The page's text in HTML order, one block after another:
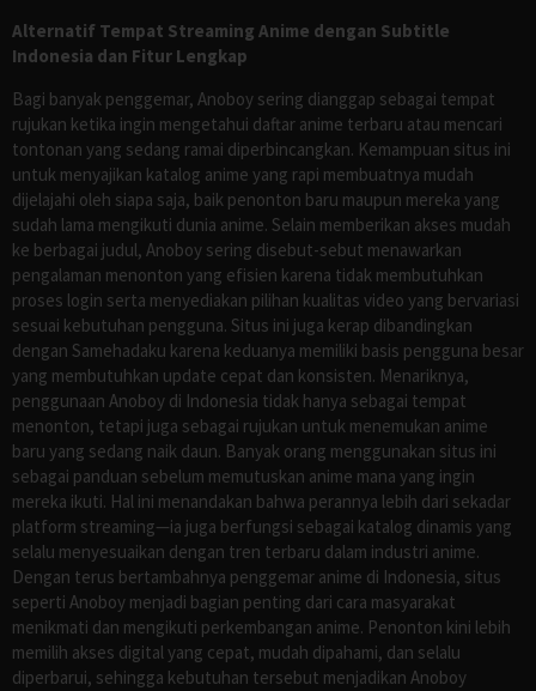
Alternatif Tempat Streaming Anime dengan Subtitle
Indonesia dan Fitur Lengkap
Bagi banyak penggemar, Anoboy sering dianggap sebagai tempat
rujukan ketika ingin mengetahui daftar anime terbaru atau mencari
tontonan yang sedang ramai diperbincangkan. Kemampuan situs ini
untuk menyajikan katalog anime yang rapi membuatnya mudah
dijelajahi oleh siapa saja, baik penonton baru maupun mereka yang
sudah lama mengikuti dunia anime. Selain memberikan akses mudah
ke berbagai judul, Anoboy sering disebut-sebut menawarkan
pengalaman menonton yang efisien karena tidak membutuhkan
proses login serta menyediakan pilihan kualitas video yang bervariasi
sesuai kebutuhan pengguna. Situs ini juga kerap dibandingkan
dengan Samehadaku karena keduanya memiliki basis pengguna besar
yang membutuhkan update cepat dan konsisten. Menariknya,
penggunaan Anoboy di Indonesia tidak hanya sebagai tempat
menonton, tetapi juga sebagai rujukan untuk menemukan anime
baru yang sedang naik daun. Banyak orang menggunakan situs ini
sebagai panduan sebelum memutuskan anime mana yang ingin
mereka ikuti. Hal ini menandakan bahwa perannya lebih dari sekadar
platform streaming—ia juga berfungsi sebagai katalog dinamis yang
selalu menyesuaikan dengan tren terbaru dalam industri anime.
Dengan terus bertambahnya penggemar anime di Indonesia, situs
seperti Anoboy menjadi bagian penting dari cara masyarakat
menikmati dan mengikuti perkembangan anime. Penonton kini lebih
memilih akses digital yang cepat, mudah dipahami, dan selalu
diperbarui, sehingga kebutuhan tersebut menjadikan Anoboy